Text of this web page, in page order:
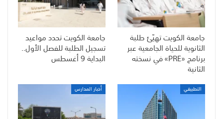
جامعة الكويت تهيّئ طلبة
الثانوية للحياة الجامعية عبر
برنامج «PRE» في نسخته
الثانية
جامعة الكويت تحدد مواعيد
تسجيل الطلبة للفصل الأول..
البداية 9 أغسطس
التطبيقي أخبار المدارس